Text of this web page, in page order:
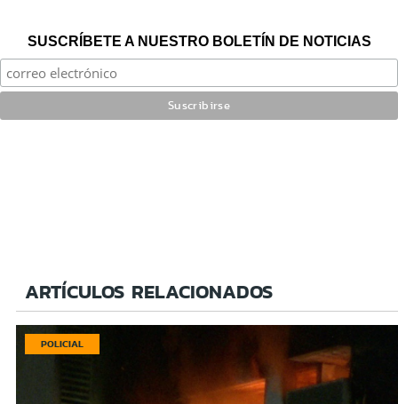
SUSCRÍBETE A NUESTRO BOLETÍN DE NOTICIAS
ARTÍCULOS RELACIONADOS
POLICIAL